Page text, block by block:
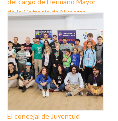
de la Cofradía de Nuestro
Padre Jesús Nazareno y
Nuestra Señora de los Dolores
de Balerma
El concejal de Juventud